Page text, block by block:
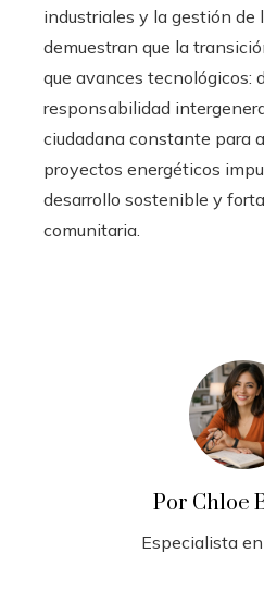
industriales y la gestión de
demuestran que la
que avances tecnológicos:
responsabilidad
ciudadana constante para
proyectos energéticos
desarrollo sostenible y
comunitaria.
Por Chloe
Especialista